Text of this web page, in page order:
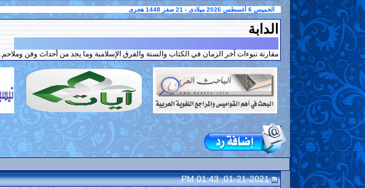
الخميس 6 أغسطس 2026 ميلادى - 21 صفر 1448 هجرى
الدابة
مقارنة نبوءات آخر الزمان في الكتاب والسنة والفرق الإسلامية وما يجد من أحداث وفن وملاحم.
01-21-2021, 01:43 PM